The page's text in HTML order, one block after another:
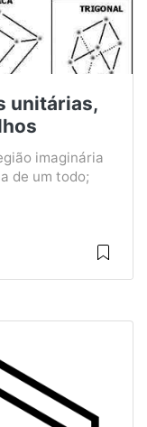
unitárias,
imaginária
de um todo;